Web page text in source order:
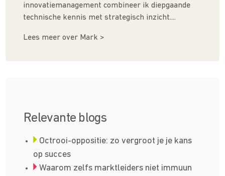
innovatiemanagement combineer ik diepgaande
technische kennis met strategisch inzicht....
Lees meer over Mark >
Relevante blogs
Octrooi-oppositie: zo vergroot je je kans
op succes
Waarom zelfs marktleiders niet immuun